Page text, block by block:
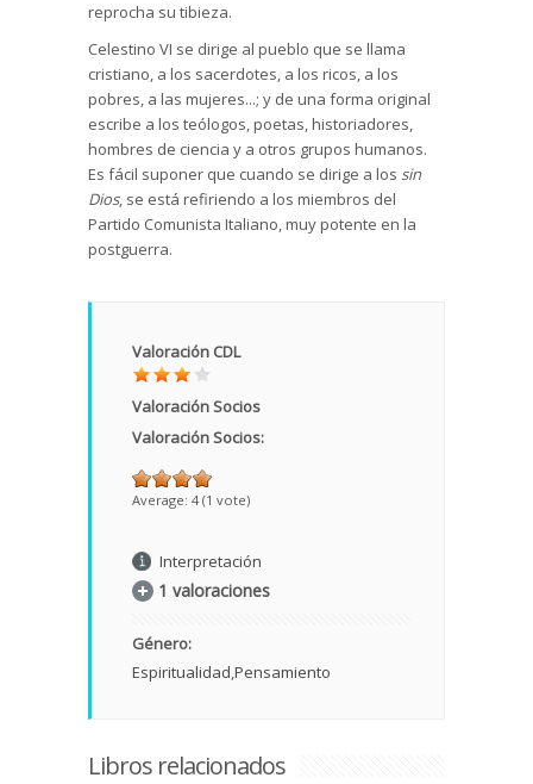
reprocha su tibieza.
Celestino VI se dirige al pueblo que se llama
cristiano, a los sacerdotes, a los ricos, a los
pobres, a las mujeres...; y de una forma original
escribe a los teólogos, poetas, historiadores,
hombres de ciencia y a otros grupos humanos.
Es fácil suponer que cuando se dirige a los sin
Dios, se está refiriendo a los miembros del
Partido Comunista Italiano, muy potente en la
postguerra.
Valoración CDL
Valoración Socios
Valoración Socios:
Average: 4 (1 vote)
Interpretación
1 valoraciones
Género:
Espiritualidad Pensamiento
Libros relacionados